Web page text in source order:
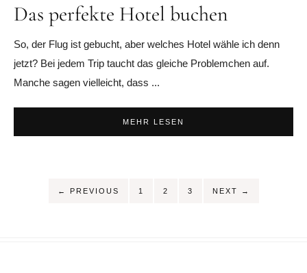
Das perfekte Hotel buchen
So, der Flug ist gebucht, aber welches Hotel wähle ich denn
jetzt? Bei jedem Trip taucht das gleiche Problemchen auf.
Manche sagen vielleicht, dass ...
MEHR LESEN
← PREVIOUS SEITE
1 SEITE
2 SEITE
3 NEXT →